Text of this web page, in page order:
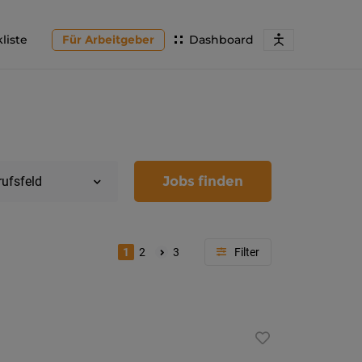
Dashboard
Für Arbeitgeber
Jobs finden
1 2 3